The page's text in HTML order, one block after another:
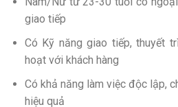
giao tiếp
Có Kỹ năng giao tiếp, thuyết
hoạt với khách hàng
Có khả năng làm việc độc lập,
hiệu quả